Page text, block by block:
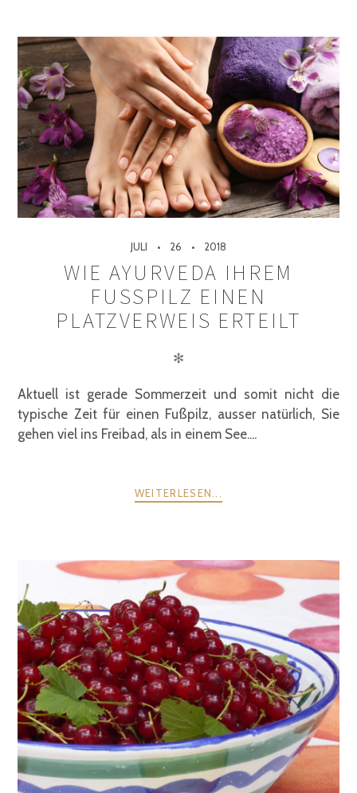
JULI 26 2018
WIE AYURVEDA IHREM
FUSSPILZ EINEN P
LATZVERWEIS ERTEILT
✻
Aktuell ist gerade Sommerzeit und somit nicht die
typische Zeit für einen Fußpilz, ausser natürlich, Sie
gehen viel ins Freibad, als in einem See....
WEITERLESEN...